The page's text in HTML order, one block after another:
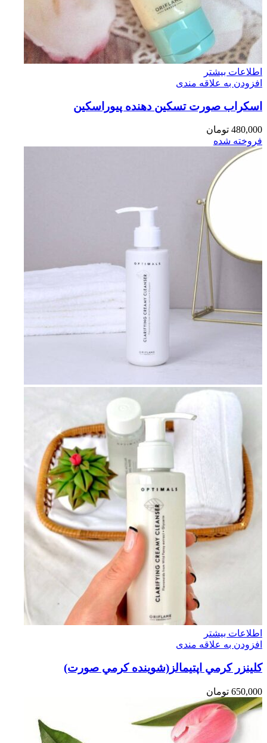
اطلاعات بیشتر
افزودن به علاقه مندی
اسكراب صورت تسكين دهنده پيوراسكين
480,000 تومان
فروخته شده
اطلاعات بیشتر
افزودن به علاقه مندی
كلينزر كرمي اپتيمالز(شوينده كرمي صورت)
650,000 تومان